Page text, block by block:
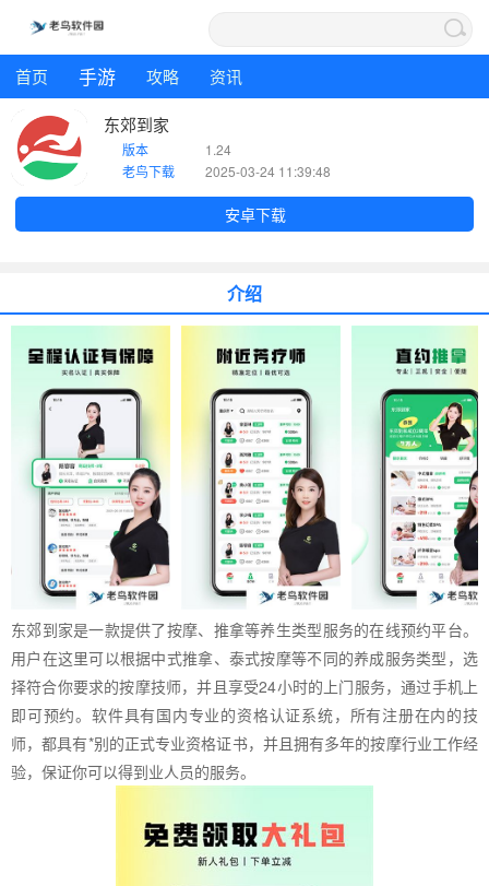
首页 手游 攻略 资讯
东郊到家
版本
1.24
老鸟下载
2025-03-24 11:39:48
安卓下载
介绍
东郊到家是一款提供了按摩、推拿等养生类型服务的在线预约平台。
用户在这里可以根据中式推拿、泰式按摩等不同的养成服务类型，选
择符合你要求的按摩技师，并且享受24小时的上门服务，通过手机上
即可预约。软件具有国内专业的资格认证系统，所有注册在内的技
师，都具有*别的正式专业资格证书，并且拥有多年的按摩行业工作经
验，保证你可以得到业人员的服务。